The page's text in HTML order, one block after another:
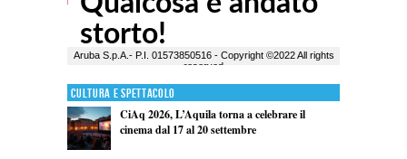
Cultura e Spettacolo
CiAq 2026, L’Aquila torna a celebrare il
cinema dal 17 al 20 settembre